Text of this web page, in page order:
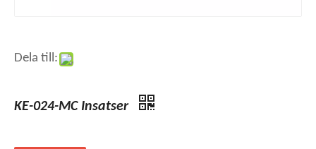
Dela till:
KE-024-MC Insatser